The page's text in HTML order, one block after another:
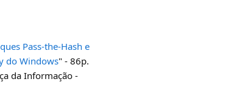
Pass-the-Hash e
do Windows" - 86p.
da Informação -